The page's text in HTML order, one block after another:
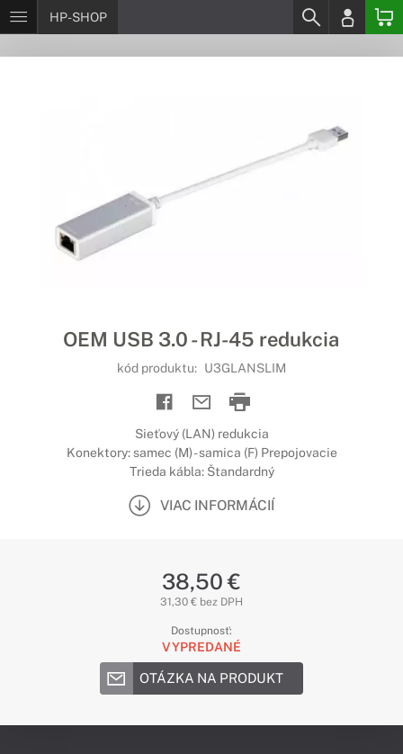
HP-SHOP
OEM USB 3.0 - RJ-45 redukcia
kód produktu: U3GLANSLIM
Sieťový (LAN) redukcia
Konektory: samec (M) - samica (F) Prepojovacie
Trieda kábla: Štandardný
VIAC INFORMÁCIÍ
38,50 €
31,30 € bez DPH
Dostupnosť:
VYPREDANÉ
OTÁZKA NA PRODUKT